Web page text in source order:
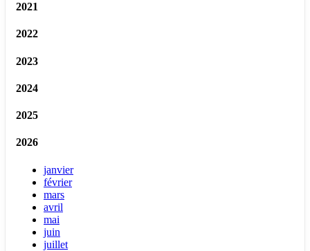
2021
2022
2023
2024
2025
2026
janvier
février
mars
avril
mai
juin
juillet